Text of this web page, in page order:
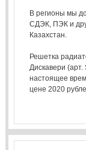
В регионы мы
СДЭК, ПЭК и
Казахстан.
Решетка
Дискавери
настоящее
цене 2020